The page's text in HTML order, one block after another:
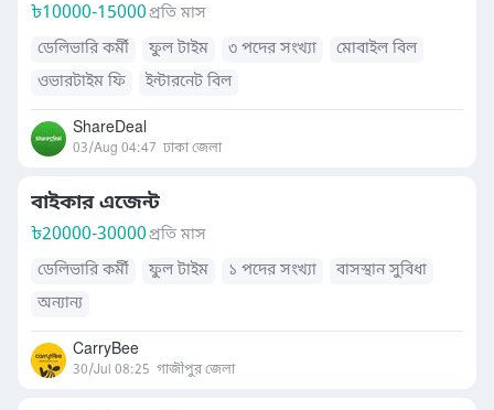
৳10000-15000প্রতি মাস
ডেলিভারি কর্মী
ফুল টাইম ৩ পদের সংখ্যা
মোবাইল বিল
ওভারটাইম ফি
ইন্টারনেট বিল
ShareDeal
03/Aug 04:47 ঢাকা জেলা
বাইকার এজেন্ট
৳20000-30000প্রতি মাস
ডেলিভারি কর্মী
ফুল টাইম ১ পদের সংখ্যা
বাসস্থান সুবিধা
অন্যান্য
CarryBee
30/Jul 08:25 গাজীপুর জেলা